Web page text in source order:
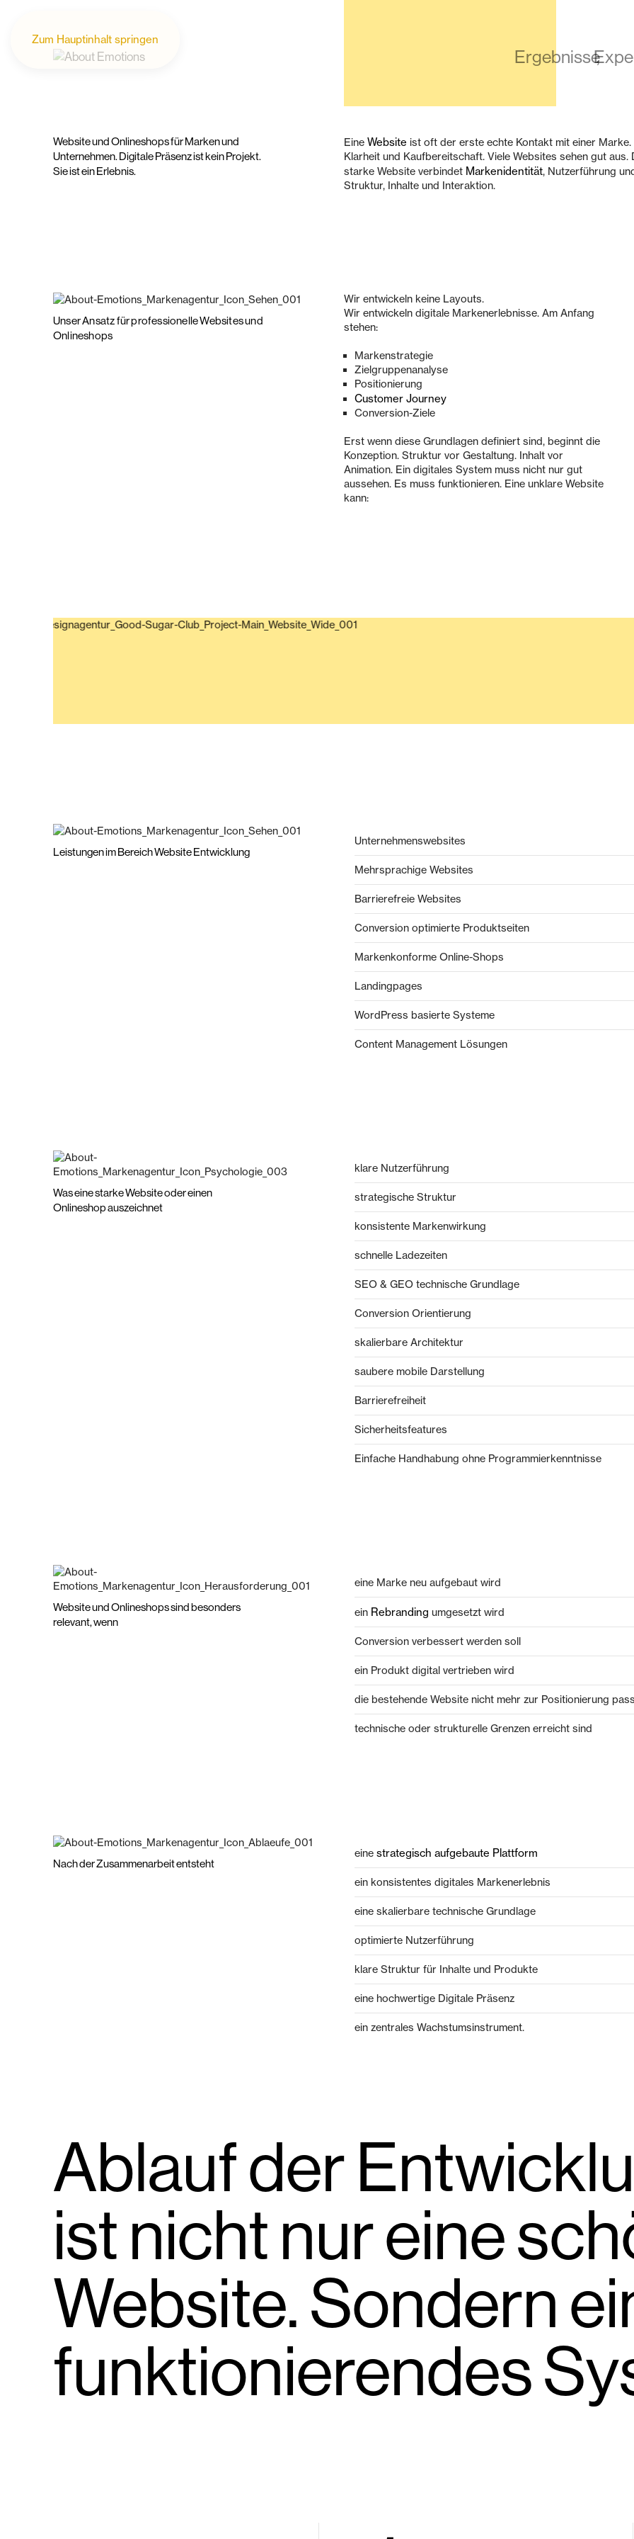
Zum Hauptinhalt springen
Ergebnisse
Website und Onlineshops für Marken und
Unternehmen. Digitale Präsenz ist kein Projekt.
Sie ist ein Erlebnis.
EineWebsite ist oft der erste echte Kontakt mit einer
Klarheit und Kaufbereitschaft. Viele Websites sehen gut
starke Website verbindet Markenidentität, Nutzerführung
Struktur, Inhalte und Interaktion.
Unser Ansatz für professionelle Websites und
Onlineshops
Wir entwickeln keine Layouts.
Wir entwickeln digitale Markenerlebnisse. Am Anfang
stehen:
Markenstrategie
Zielgruppenanalyse
Positionierung
Customer Journey
Conversion-Ziele
Erst wenn diese Grundlagen definiert sind, beginnt die
Konzeption. Struktur vor Gestaltung. Inhalt vor
Animation. Ein digitales System muss nicht nur gut
aussehen. Es muss funktionieren. Eine unklare Website
kann:
Leistungen im Bereich Website Entwicklung
Unternehmenswebsites
Mehrsprachige Websites
Barrierefreie Websites
Conversion optimierte Produktseiten
Markenkonforme Online-Shops
Landingpages
WordPress basierte Systeme
Content Management Lösungen
Was eine starke Website oder einen
Onlineshop auszeichnet
klare Nutzerführung
strategische Struktur
konsistente Markenwirkung
schnelle Ladezeiten
SEO & GEO technische Grundlage
Conversion Orientierung
skalierbare Architektur
saubere mobile Darstellung
Barrierefreiheit
Sicherheitsfeatures
Einfache Handhabung ohne Programmierkenntnisse
Website und Onlineshops sind besonders
relevant, wenn
eine Marke neu aufgebaut wird
ein Rebranding umgesetzt wird
Conversion verbessert werden soll
ein Produkt digital vertrieben wird
die bestehende Website nicht mehr zur Positionierung
technische oder strukturelle Grenzen erreicht sind
Nach der Zusammenarbeit entsteht
einestrategisch aufgebaute Plattform
ein konsistentes digitales Markenerlebnis
eine skalierbare technische Grundlage
optimierte Nutzerführung
klare Struktur für Inhalte und Produkte
eine hochwertige Digitale Präsenz
ein zentrales Wachstumsinstrument.
Ablauf der
ist nicht nur eine
Website. Sondern
funktionierendes